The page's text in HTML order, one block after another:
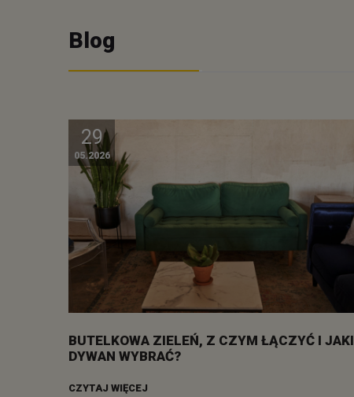
Blog
29
05.2026
BUTELKOWA ZIELEŃ, Z CZYM ŁĄCZYĆ I JAKI
DYWAN WYBRAĆ?
CZYTAJ WIĘCEJ